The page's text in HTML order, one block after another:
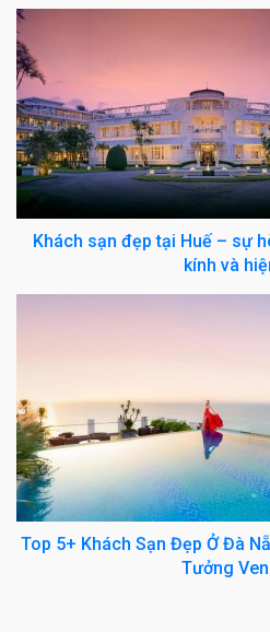
Khách sạn đẹp tại Huế – sự
kính và
Top 5+ Khách Sạn Đẹp Ở Đà
Tưởng